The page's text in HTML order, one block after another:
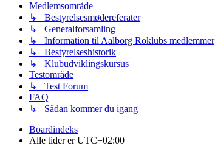
Medlemsområde
↳ Bestyrelsesmødereferater
↳ Generalforsamling
↳ Information til Aalborg Roklubs medlemmer
↳ Bestyrelseshistorik
↳ Klubudviklingskursus
Testområde
↳ Test Forum
FAQ
↳ Sådan kommer du igang
Boardindeks
Alle tider erUTC+02:00